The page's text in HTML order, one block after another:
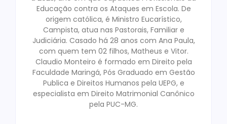
Educação contra os Ataques em Escola. De
origem católica, é Ministro Eucarístico,
Campista, atua nas Pastorais, Familiar e
Judiciária. Casado há 28 anos com Ana Paula,
com quem tem 02 filhos, Matheus e Vitor.
Claudio Monteiro é formado em Direito pela
Faculdade Maringá, Pós Graduado em Gestão
Publica e Direitos Humanos pela UEPG, e
especialista em Direito Matrimonial Canônico
pela PUC-MG.